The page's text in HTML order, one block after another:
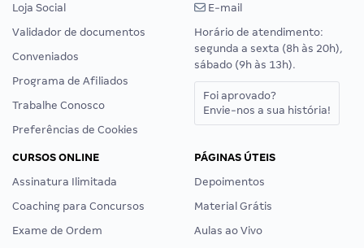
Loja Social
Validador de documentos
Conveniados
Programa de Afiliados
Trabalhe Conosco
Preferências de Cookies
E-mail
Horário de atendimento:
segunda a sexta (8h às 20h),
sábado (9h às 13h).
Foi aprovado?
Envie-nos a sua história!
CURSOS ONLINE
Assinatura Ilimitada
Coaching para Concursos
Exame de Ordem
PÁGINAS ÚTEIS
Depoimentos
Material Grátis
Aulas ao Vivo